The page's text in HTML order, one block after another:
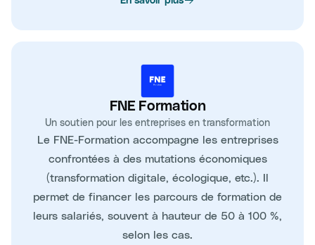
FNE Formation
Un soutien pour les entreprises en transformation
Le FNE-Formation accompagne les entreprises
confrontées à des mutations économiques
(transformation digitale, écologique, etc.). Il
permet de financer les parcours de formation de
leurs salariés, souvent à hauteur de 50 à 100 %,
selon les cas.